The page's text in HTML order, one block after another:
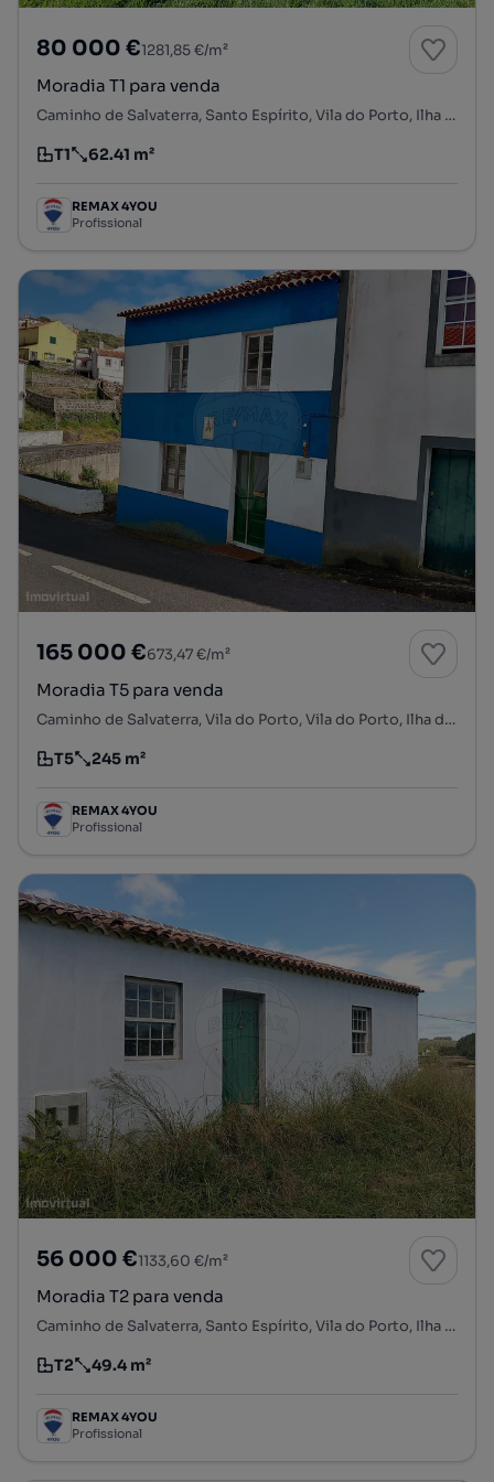
80 000 €1281,85 €/m²
Moradia T1 para venda
Caminho de Salvaterra, Santo Espírito, Vila do Porto, Ilha de Santa Maria
Tipologia
T1
Preço por metro quadrado
62.41 m²
REMAX 4YOU
Profissional
165 000 €673,47 €/m²
Moradia T5 para venda
Caminho de Salvaterra, Vila do Porto, Vila do Porto, Ilha de Santa Maria
Tipologia
T5
Preço por metro quadrado
245 m²
REMAX 4YOU
Profissional
56 000 €1133,60 €/m²
Moradia T2 para venda
Caminho de Salvaterra, Santo Espírito, Vila do Porto, Ilha de Santa Maria
Tipologia
T2
Preço por metro quadrado
49.4 m²
REMAX 4YOU
Profissional